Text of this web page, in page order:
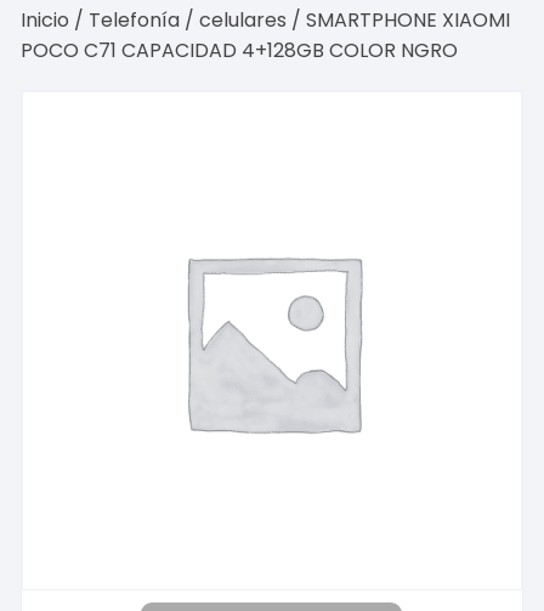
Inicio / Telefonía /celulares / SMARTPHONE XIAOMI
POCO C71 CAPACIDAD 4+128GB COLOR NGRO